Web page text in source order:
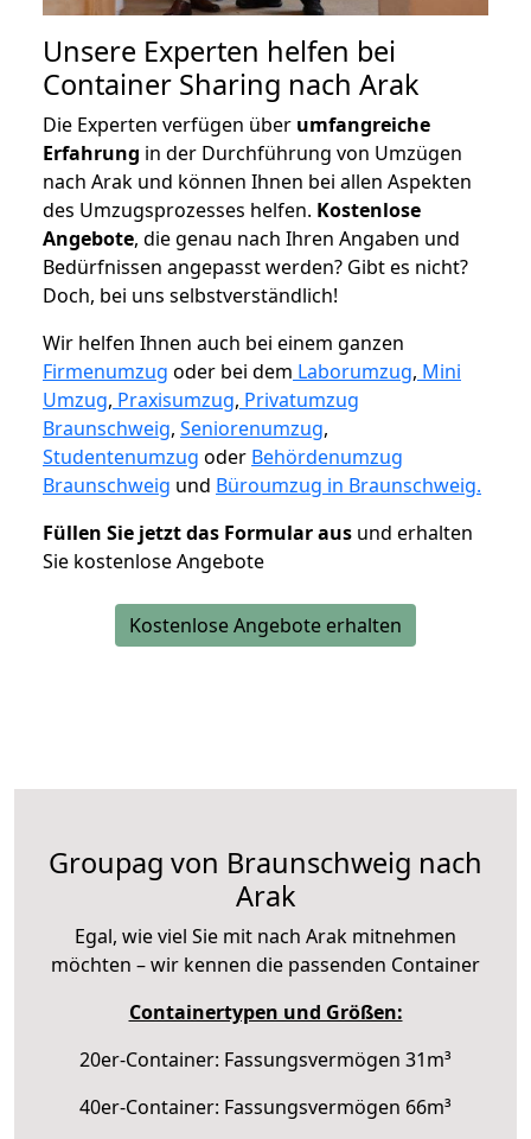
Unsere Experten helfen bei
Container Sharing nach Arak
Die Experten verfügen über umfangreiche
Erfahrung in der Durchführung von Umzügen
nach Arak und können Ihnen bei allen Aspekten
des Umzugsprozesses helfen. Kostenlose
Angebote, die genau nach Ihren Angaben und
Bedürfnissen angepasst werden? Gibt es nicht?
Doch, bei uns selbstverständlich!
Wir helfen Ihnen auch bei einem ganzen
Firmenumzug oder bei dem Laborumzug, Mini
Umzug, Praxisumzug, Privatumzug
Braunschweig, Seniorenumzug,
Studentenumzug oder Behördenumzug
Braunschweig und Büroumzug in Braunschweig.
Füllen Sie jetzt das Formular aus und erhalten
Sie kostenlose Angebote
Kostenlose Angebote erhalten
Groupag von Braunschweig nach
Arak
Egal, wie viel Sie mit nach Arak mitnehmen
möchten – wir kennen die passenden Container
Containertypen und Größen:
20er-Container: Fassungsvermögen 31m³
40er-Container: Fassungsvermögen 66m³